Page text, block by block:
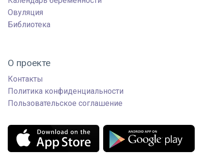
Овуляция
Библиотека
О проекте
Контакты
Политика конфиденциальности
Пользовательское соглашение